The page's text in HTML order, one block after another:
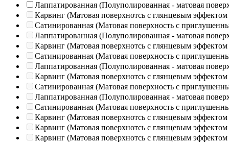
Лаппатированная (Полуполированная - матовая
Карвинг (Матовая поверхнотсь с глянцевым эффектом
Сатинированная (Матовая поверхность с
Лаппатированная (Полуполированная - матовая
Карвинг (Матовая поверхнотсь с глянцевым эффектом
Сатинированная (Матовая поверхность с
Лаппатированная (Полуполированная - матовая
Карвинг (Матовая поверхнотсь с глянцевым эффектом
Сатинированная (Матовая поверхность с
Лаппатированная (Полуполированная - матовая
Сатинированная (Матовая поверхность с
Карвинг (Матовая поверхнотсь с глянцевым эффектом
Карвинг (Матовая поверхнотсь с глянцевым эффектом
Карвинг (Матовая поверхнотсь с глянцевым эффектом